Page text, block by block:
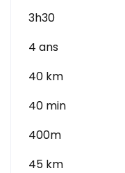
3h30
4 ans
40 km
40 min
400m
45 km